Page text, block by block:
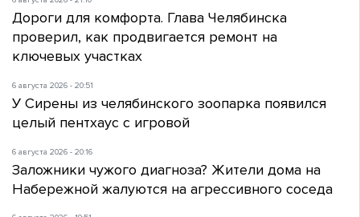
Дороги для комфорта. Глава Челябинска
проверил, как продвигается ремонт на
ключевых участках
6 августа 2026 - 20:51
У Сирены из челябинского зоопарка появился
целый пентхаус с игровой
6 августа 2026 - 20:16
Заложники чужого диагноза? Жители дома на
Набережной жалуются на агрессивного соседа